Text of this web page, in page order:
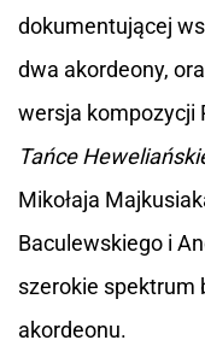
dokumentującej
dwa akordeony,
wersja kompozycji
Tańce
Mikołaja
Baculewskiego i
szerokie spektrum
akordeonu.